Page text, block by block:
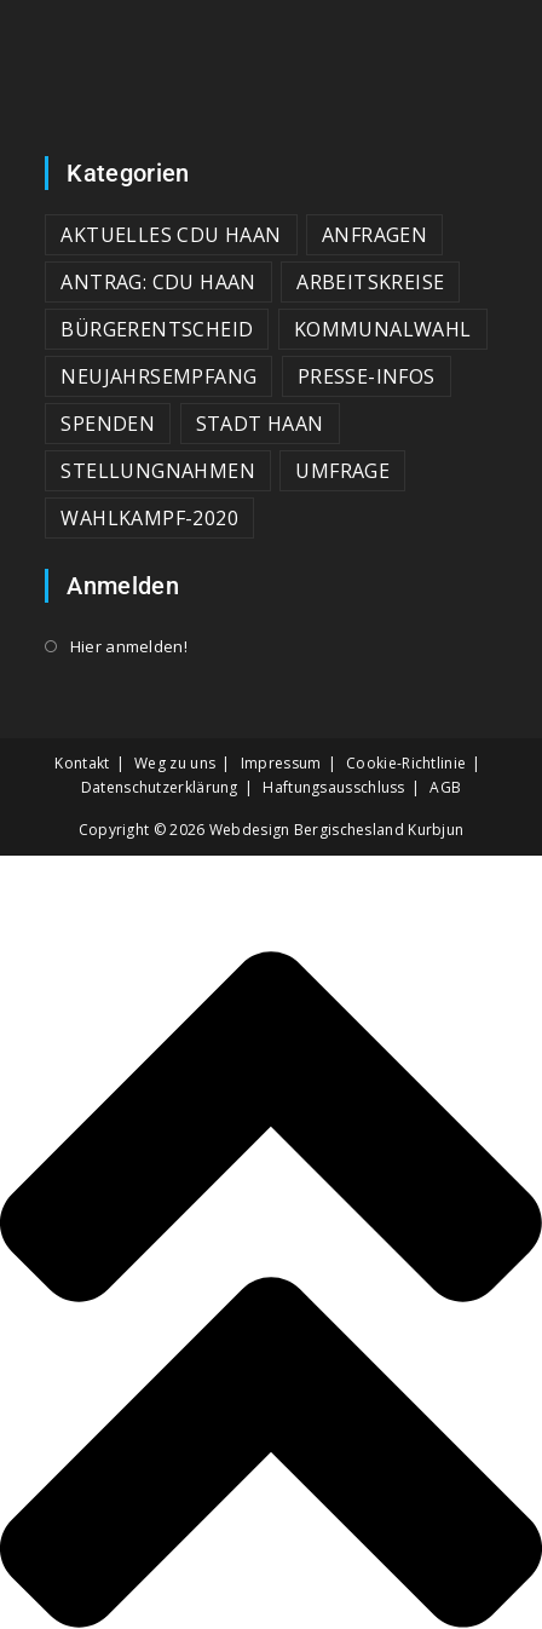
Kategorien
AKTUELLES CDU HAAN
ANFRAGEN
ANTRAG: CDU HAAN
ARBEITSKREISE
BÜRGERENTSCHEID
KOMMUNALWAHL
NEUJAHRSEMPFANG
PRESSE-INFOS
SPENDEN
STADT HAAN
STELLUNGNAHMEN
UMFRAGE
WAHLKAMPF-2020
Anmelden
Hier anmelden!
Kontakt Weg zu uns Impressum
Cookie-Richtlinie
Datenschutzerklärung
Haftungsausschluss AGB
Copyright © 2026 Webdesign Bergischesland Kurbjun